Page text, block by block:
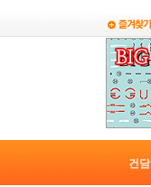
건담